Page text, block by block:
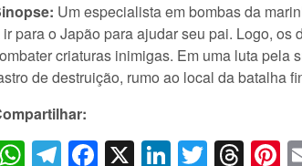
Um especialista em bombas da
ir para o Japão para ajudar seu pai. Logo,
criaturas inimigas. Em uma luta pela
de destruição, rumo ao local da batalha
WhatsApp
Telegram
Facebook
X LinkedIn
Twitter